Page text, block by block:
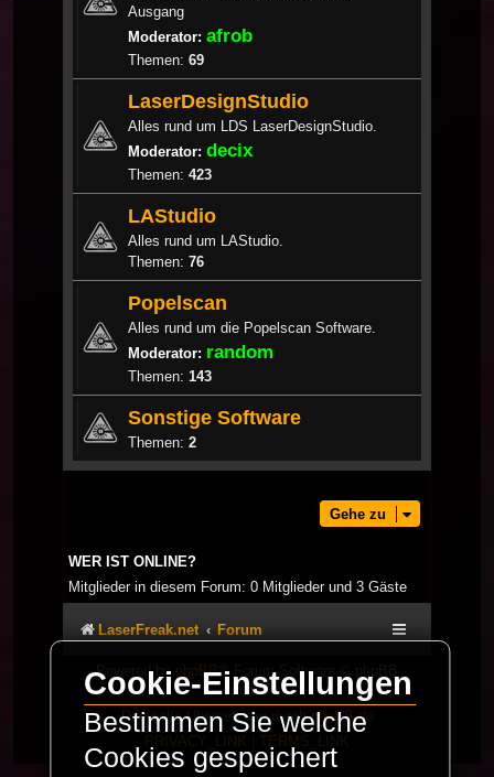
Ausgang
Moderator: afrob
Themen: 69
LaserDesignStudio
Alles rund um LDS LaserDesignStudio.
Moderator: decix
Themen: 423
LAStudio
Alles rund um LAStudio.
Themen: 76
Popelscan
Alles rund um die Popelscan Software.
Moderator: random
Themen: 143
Sonstige Software
Themen: 2
Gehe zu
WER IST ONLINE?
Mitglieder in diesem Forum: 0 Mitglieder und 3 Gäste
LaserFreak.net Forum
Powered by phpBB® Forum Software © phpBB
Limited
Deutsche Übersetzung durchphpBB.de
PRIVACY_LINK
TERMS_LINK
Cookie-Einstellungen
Bestimmen Sie welche
Cookies gespeichert